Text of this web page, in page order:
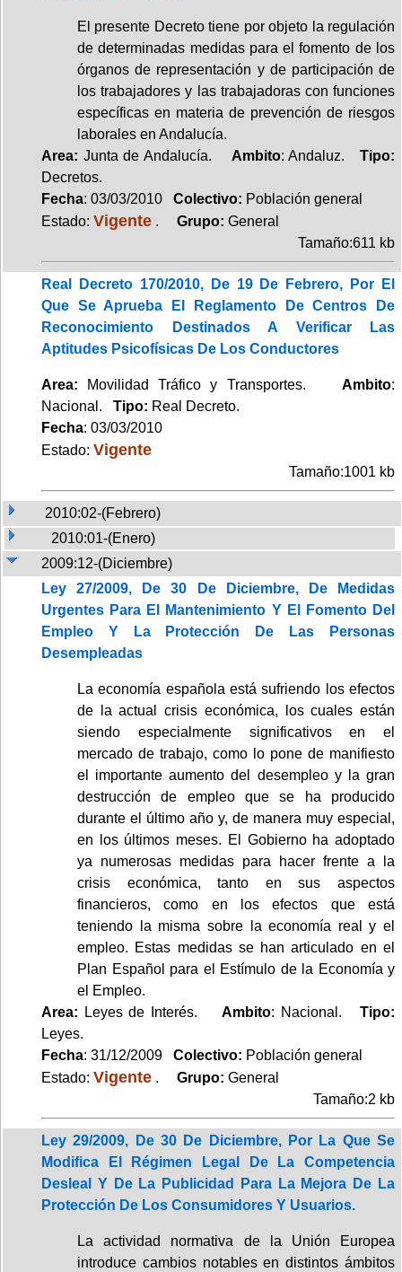
El presente Decreto tiene por objeto la regulación
de determinadas medidas para el fomento de los
órganos de representación y de participación de
los trabajadores y las trabajadoras con funciones
específicas en materia de prevención de riesgos
laborales en Andalucía.
Area: Junta de Andalucía. Ambito: Andaluz.Tipo:
Decretos.
Fecha: 03/03/2010 Colectivo: Población general
Estado: Vigente . Grupo: General
Tamaño:611 kb
Real Decreto 170/2010, De 19 De Febrero, Por El
Que Se Aprueba El Reglamento De Centros De
Reconocimiento Destinados A Verificar Las
Aptitudes Psicofísicas De Los Conductores
Area: Movilidad Tráfico y Transportes. Ambito:
Nacional. Tipo: Real Decreto.
Fecha: 03/03/2010
Estado: Vigente
Tamaño:1001 kb
2010:02-(Febrero)
2010:01-(Enero)
2009:12-(Diciembre)
Ley 27/2009, De 30 De Diciembre, De Medidas
Urgentes Para El Mantenimiento Y El Fomento Del
Empleo Y La Protección De Las Personas
Desempleadas
La economía española está sufriendo los efectos
de la actual crisis económica, los cuales están
siendo especialmente significativos en el
mercado de trabajo, como lo pone de manifiesto
el importante aumento del desempleo y la gran
destrucción de empleo que se ha producido
durante el último año y, de manera muy especial,
en los últimos meses. El Gobierno ha adoptado
ya numerosas medidas para hacer frente a la
crisis económica, tanto en sus aspectos
financieros, como en los efectos que está
teniendo la misma sobre la economía real y el
empleo. Estas medidas se han articulado en el
Plan Español para el Estímulo de la Economía y
el Empleo.
Area: Leyes de Interés.Ambito: Nacional.Tipo:
Leyes.
Fecha: 31/12/2009 Colectivo: Población general
Estado: Vigente . Grupo: General
Tamaño:2 kb
Ley 29/2009, De 30 De Diciembre, Por La Que Se
Modifica El Régimen Legal De La Competencia
Desleal Y De La Publicidad Para La Mejora De La
Protección De Los Consumidores Y Usuarios.
La actividad normativa de la Unión Europea
introduce cambios notables en distintos ámbitos